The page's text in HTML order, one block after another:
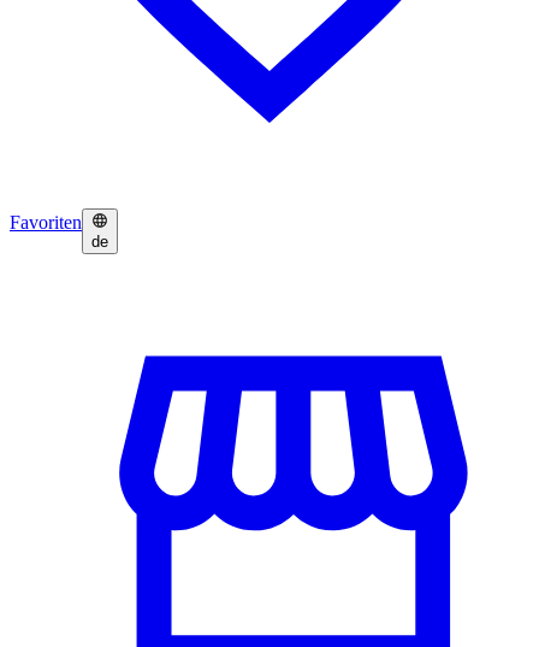
Favoriten
de